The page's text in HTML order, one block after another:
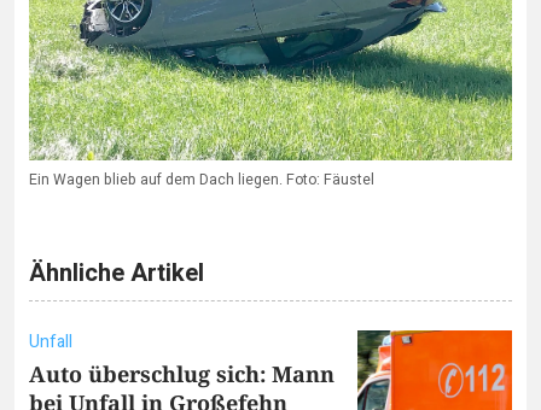
Ein Wagen blieb auf dem Dach liegen. Foto: Fäustel
Ähnliche Artikel
Unfall
Auto überschlug sich: Mann
bei Unfall in Großefehn